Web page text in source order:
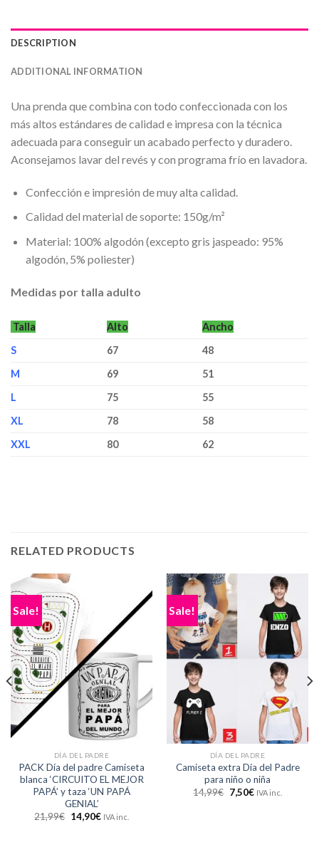
DESCRIPTION
ADDITIONAL INFORMATION
Una prenda que combina con todo confeccionada con los
más altos estándares de calidad e impresa con la técnica
adecuada para conseguir un acabado perfecto y duradero.
Aconsejamos lavar del revés y con programa frío en lavadora.
Confección e impresión de muy alta calidad.
Calidad del material de soporte: 150g/m²
Material: 100% algodón (excepto gris jaspeado: 95%
algodón, 5% poliester)
Medidas por talla adulto
Talla Alto
Ancho
S
67
48
M
69
51
L
75
55
XL
78
58
XXL
80 62
RELATED PRODUCTS
Sale!
DÍA DEL PADRE
PACK Día del padre Camiseta
blanca ‘CIRCUITO EL MEJOR
PAPÁ’ y taza ‘UN PAPÁ
GENIAL’
21,99€ 14,90€ IVA inc.
Sale!
DÍA DEL PADRE
Camiseta extra Día del Padre
para niño o niña
14,99€ 7,50€ IVA inc.